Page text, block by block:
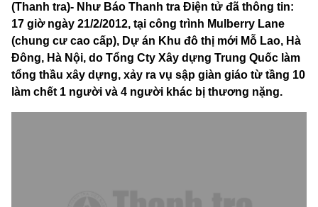
(Thanh tra)- Như Báo Thanh tra Điện tử đã thông tin:
17 giờ ngày 21/2/2012, tại công trình Mulberry Lane
(chung cư cao cấp), Dự án Khu đô thị mới Mỗ Lao, Hà
Đông, Hà Nội, do Tổng Cty Xây dựng Trung Quốc làm
tổng thầu xây dựng, xảy ra vụ sập giàn giáo từ tầng 10
làm chết 1 người và 4 người khác bị thương nặng.